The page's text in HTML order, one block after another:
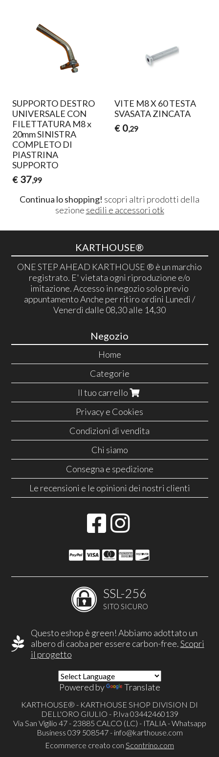
SUPPORTO DESTRO
UNIVERSALE CON
FILETTATURA M8 x
20mm SINISTRA
COMPLETO DI
PIASTRINA
SUPPORTO
€ 37,99
VITE M8 X 60 TESTA
SVASATA ZINCATA
€ 0,29
Continua lo shopping! scopri altri prodotti della
sezione sedili e accessori otk
KARTHOUSE®
ONE STEP AHEAD KARTHOUSE ® è un marchio
registrato. E' vietata ogni riproduzione e/o
imitazione. Accesso in negozio solo previo
appuntamento Anche per ritiro ordini Lunedì /
Venerdì dalle 08,30 alle 14,30
Negozio
Home
Categorie
Il tuo carrello
Privacy e Cookies
Condizioni di vendita
Chi siamo
Consegna e spedizione
Le recensioni e le opinioni dei nostri clienti
SSL-256
SITO SICURO
Questo eshop è green! Abbiamo adottato un
albero di caoba per essere carbon-free.Scopri
il progetto
Powered by Translate
KARTHOUSE® - KARTHOUSE SHOP DIVISION DI
DELL'ORO GIULIO - P.Iva 03442460139
Via San Vigilio 47 - 23885 CALCO (LC) - ITALIA - Whatsapp
Business 039 508547 - info@karthouse.com
Ecommerce creato con Scontrino.com